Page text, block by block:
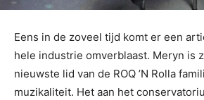
Eens in de zoveel tijd komt er een
hele industrie omverblaast. Meryn is
nieuwste lid van de ROQ ’N Rolla
muzikaliteit. Het aan het